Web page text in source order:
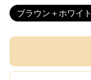
ブラウン＋ホワイト